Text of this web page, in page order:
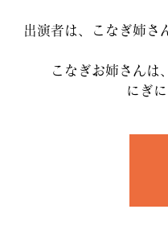
出演者は、こなぎ姉さ
こなぎお姉さんは
にぎ